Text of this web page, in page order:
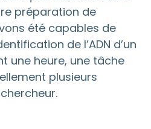
préparation de
été capables de
de l’ADN d’un
une heure, une tâche
plusieurs